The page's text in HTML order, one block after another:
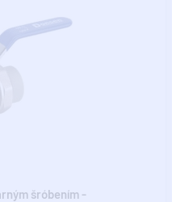
šróbením -